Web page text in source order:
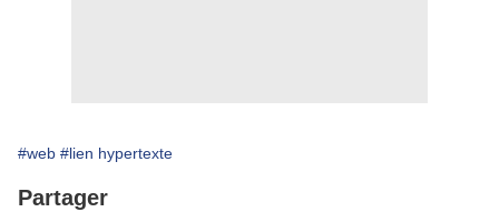
#web #lien hypertexte
Partager